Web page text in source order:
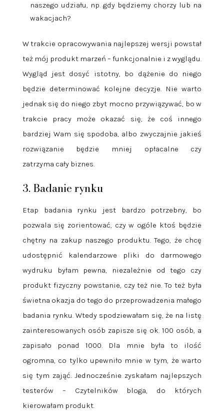
naszego udziału, np. gdy będziemy chorzy lub na
wakacjach?
W trakcie opracowywania najlepszej wersji powstał
też mój produkt marzeń – funkcjonalnie i z wyglądu.
Wygląd jest dosyć istotny, bo dążenie do niego
będzie determinować kolejne decyzje. Nie warto
jednak się do niego zbyt mocno przywiązywać, bo w
trakcie pracy może okazać się, że coś innego
bardziej Wam się spodoba, albo zwyczajnie jakieś
rozwiązanie będzie mniej opłacalne czy
zatrzyma cały biznes.
3. Badanie rynku
Etap badania rynku jest bardzo potrzebny, bo
pozwala się zorientować, czy w ogóle ktoś będzie
chętny na zakup naszego produktu. Tego, że chcę
udostępnić kalendarzowe pliki do darmowego
wydruku byłam pewna, niezależnie od tego czy
produkt fizyczny powstanie, czy też nie. To też była
świetna okazja do tego do przeprowadzenia małego
badania rynku. Wtedy spodziewałam się, że na listę
zainteresowanych osób zapisze się ok. 100 osób, a
zapisało ponad 1000. Dla mnie była to ilość
ogromna, co tylko upewniło mnie w tym, że warto
się tym zająć. Jednocześnie zyskałam najlepszych
testerów – Czytelników bloga, do których
kierowałam produkt.